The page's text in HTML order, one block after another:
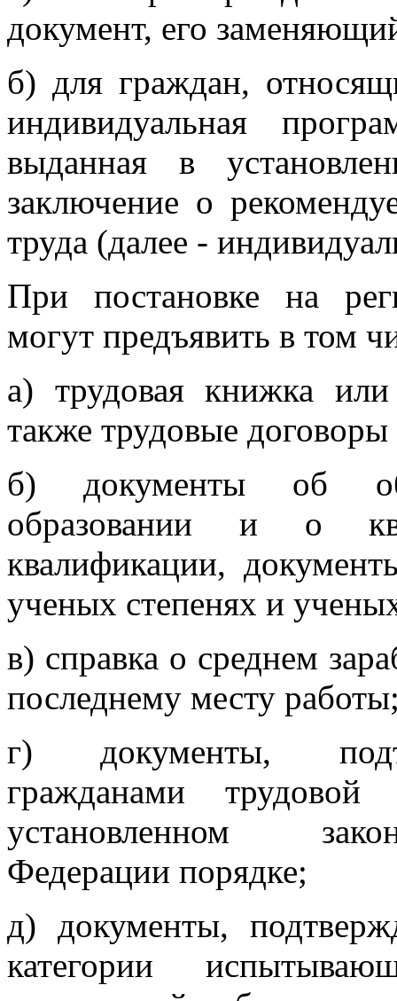
документ, его
б) для граждан,
индивидуальная
выданная в
заключение о
труда (далее -
При постановке на
могут предъявить в том
а) трудовая книжка
также трудовые
б) документы об
образовании и о
квалификации,
ученых степенях и
в) справка о среднем
последнему месту
г) документы,
гражданами
установленном
Федерации порядке;
д) документы,
категории